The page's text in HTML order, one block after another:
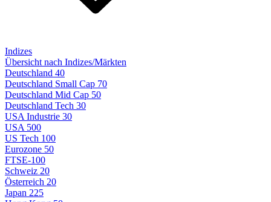
Indizes
Übersicht nach Indizes/Märkten
Deutschland 40
Deutschland Small Cap 70
Deutschland Mid Cap 50
Deutschland Tech 30
USA Industrie 30
USA 500
US Tech 100
Eurozone 50
FTSE-100
Schweiz 20
Österreich 20
Japan 225